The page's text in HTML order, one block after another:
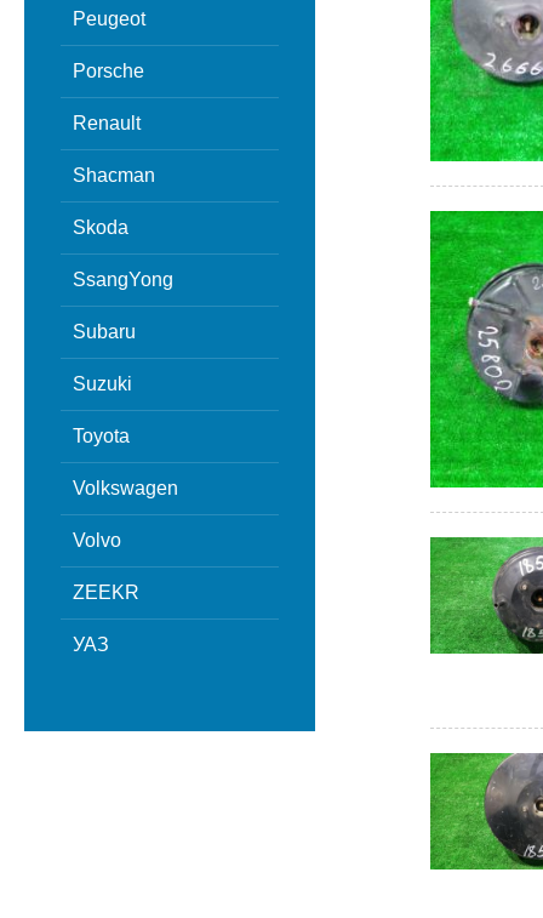
Peugeot
Porsche
Renault
Shacman
Skoda
SsangYong
Subaru
Suzuki
Toyota
Volkswagen
Volvo
ZEEKR
УАЗ